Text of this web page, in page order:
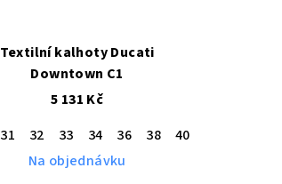
Textilní kalhoty Ducati
Downtown C1
5 131 Kč
31 32 33 34 36 38 40
Na objednávku